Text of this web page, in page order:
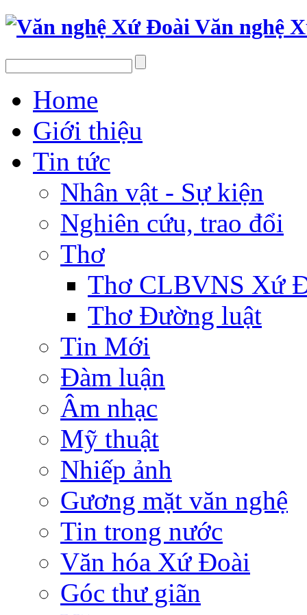
Văn nghệ
Home
Giới thiệu
Tin tức
Nhân vật - Sự kiện
Nghiên cứu, trao đổi
Thơ
Thơ CLBVNS Xứ
Thơ Đường luật
Tin Mới
Đàm luận
Âm nhạc
Mỹ thuật
Nhiếp ảnh
Gương mặt văn nghệ
Tin trong nước
Văn hóa Xứ Đoài
Góc thư giãn